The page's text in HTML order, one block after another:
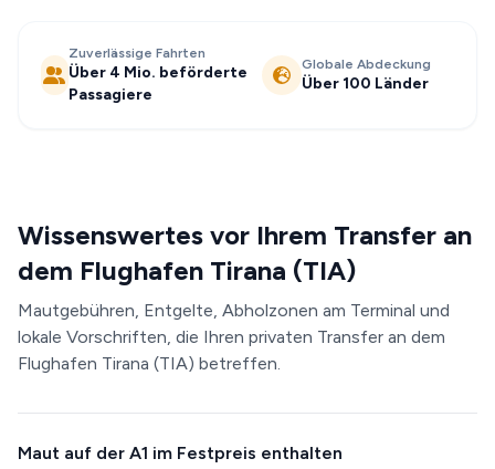
Zuverlässige Fahrten
Über 4 Mio. beförderte
Passagiere
Globale Abdeckung
Über 100 Länder
Wissenswertes vor Ihrem Transfer an
dem Flughafen Tirana (TIA)
Mautgebühren, Entgelte, Abholzonen am Terminal und
lokale Vorschriften, die Ihren privaten Transfer an dem
Flughafen Tirana (TIA) betreffen.
Maut auf der A1 im Festpreis enthalten